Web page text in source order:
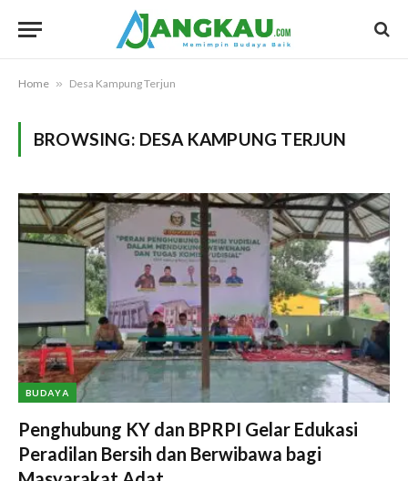
Home » Desa Kampung Terjun
BROWSING: DESA KAMPUNG TERJUN
BUDAYA
Penghubung KY dan BPRPI Gelar Edukasi
Peradilan Bersih dan Berwibawa bagi